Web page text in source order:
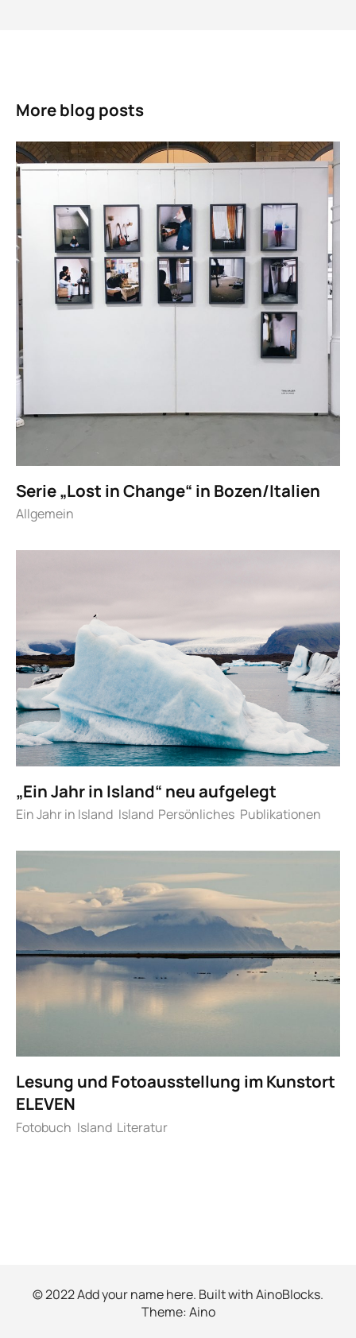
More blog posts
Serie „Lost in Change“ in Bozen/Italien
Allgemein
„Ein Jahr in Island“ neu aufgelegt
Ein Jahr in Island Island Persönliches Publikationen
Lesung und Fotoausstellung im Kunstort
ELEVEN
Fotobuch Island Literatur
© 2022 Add your name here. Built withAinoBlocks.
Theme:Aino